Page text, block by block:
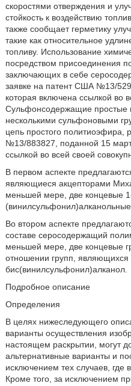
скоростями отверждения и
стойкость к воздействию
также сообщает герметику
такие как относительное
топливу. Использование
посредством присоединения
заключающих в себе
заявке на патент США №13/
которая включена ссылкой во
Сульфонсодержащие простые
несколькими сульфоновыми
цепь простого политиоэфира,
№13/883827, поданной 15
ссылкой во всей своей
В первом аспекте
являющиеся акцепторами
меньшей мере, две концевые
(винилсульфонил)алканольные
Во втором аспекте
составе серосодержащий
меньшей мере, две концевые
отношении групп,
бис(винилсульфонил)алканол.
Подробное описание
Определения
В целях нижеследующего
варианты осуществления
настоящем раскрытии, могут
альтернативные варианты и
исключением тех случаев, где
Кроме того, за исключением